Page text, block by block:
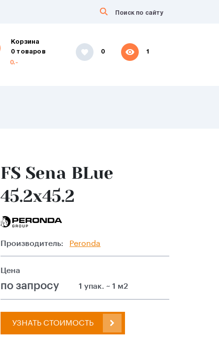
Корзина
0 товаров
0.-
0 1
FS Sena BLue
45.2x45.2
Производитель: Peronda
Цена
по запросу 1 упак. ~ 1 м2
УЗНАТЬ СТОИМОСТЬ